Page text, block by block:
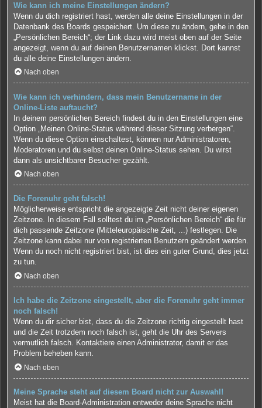
Wie kann ich meine Einstellungen ändern?
Wenn du dich registriert hast, werden alle deine Einstellungen in der
Datenbank des Boards gespeichert. Um diese zu ändern, gehe in den
„Persönlichen Bereich“; der Link dazu wird meist oben auf der Seite
angezeigt, wenn du auf deinen Benutzernamen klickst. Dort kannst
du alle deine Einstellungen ändern.
Nach oben
Wie kann ich verhindern, dass mein Benutzername in der
Online-Liste auftaucht?
In deinem persönlichen Bereich findest du in den Einstellungen eine
Option „Meinen Online-Status während dieser Sitzung verbergen“.
Wenn du diese Option einschaltest, können nur Administratoren,
Moderatoren und du selbst deinen Online-Status sehen. Du wirst
dann als unsichtbarer Besucher gezählt.
Nach oben
Die Forenuhr geht falsch!
Möglicherweise entspricht die angezeigte Zeit nicht deiner eigenen
Zeitzone. In diesem Fall solltest du im „Persönlichen Bereich“ die für
dich passende Zeitzone (Mitteleuropäische Zeit, ...) festlegen. Die
Zeitzone kann dabei nur von registrierten Benutzern geändert werden.
Wenn du noch nicht registriert bist, ist dies ein guter Grund, dies jetzt
zu tun.
Nach oben
Ich habe die Zeitzone eingestellt, aber die Forenuhr geht immer
noch falsch!
Wenn du dir sicher bist, dass du die Zeitzone richtig eingestellt hast
und die Zeit trotzdem noch falsch ist, geht die Uhr des Servers
vermutlich falsch. Kontaktiere einen Administrator, damit er das
Problem beheben kann.
Nach oben
Meine Sprache steht auf diesem Board nicht zur Auswahl!
Meist hat die Board-Administration entweder deine Sprache nicht